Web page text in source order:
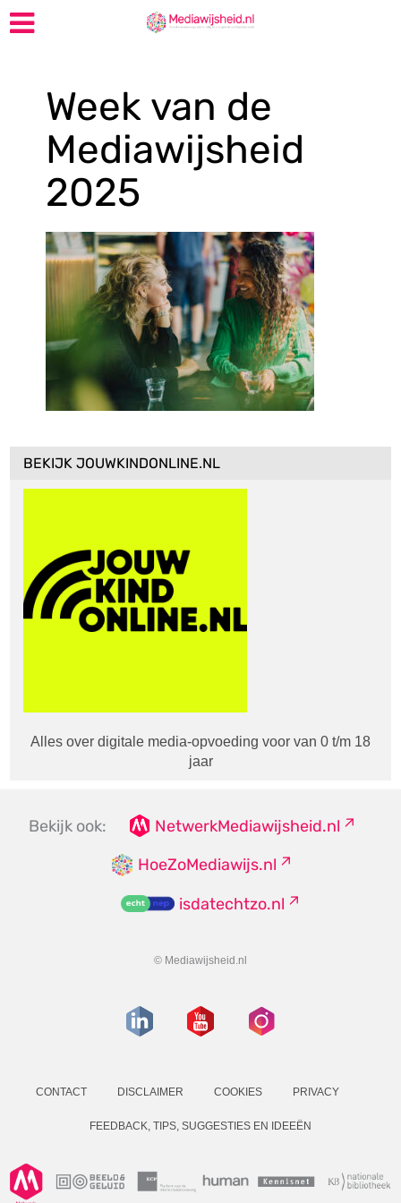
Week van de
Mediawijsheid
2025
BEKIJK JOUWKINDONLINE.NL
Alles over digitale media-opvoeding voor van 0 t/m 18
jaar
Bekijk ook:
NetwerkMediawijsheid.nl
HoeZoMediawijs.nl
isdatechtzo.nl
© Mediawijsheid.nl
CONTACT DISCLAIMER COOKIES PRIVACY
FEEDBACK, TIPS, SUGGESTIES EN IDEEËN